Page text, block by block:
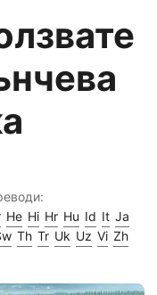
He Hi Hr Hu Id It Ja
Th Tr Uk Uz Vi Zh